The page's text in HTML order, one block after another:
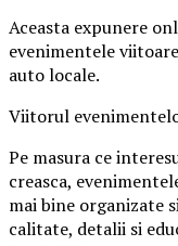
Aceasta expunere
evenimentele
auto locale.
Viitorul
Pe masura ce
creasca,
mai bine organizate
calitate, detalii si